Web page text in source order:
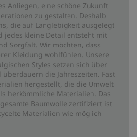
Anliegen, eine schöne Zukunft
zu gestalten. Deshalb
die auf Langlebigkeit ausgelegt
jedes kleine Detail entsteht mit
Sorgfalt. Wir möchten, dass
Kleidung wohlfühlen. Unsere
Styles setzen sich über
die Jahreszeiten. Fast
hergestellt, die die Umwelt
herkömmliche Materialien. Das
Baumwolle zertifiziert ist
Materialien wie möglich